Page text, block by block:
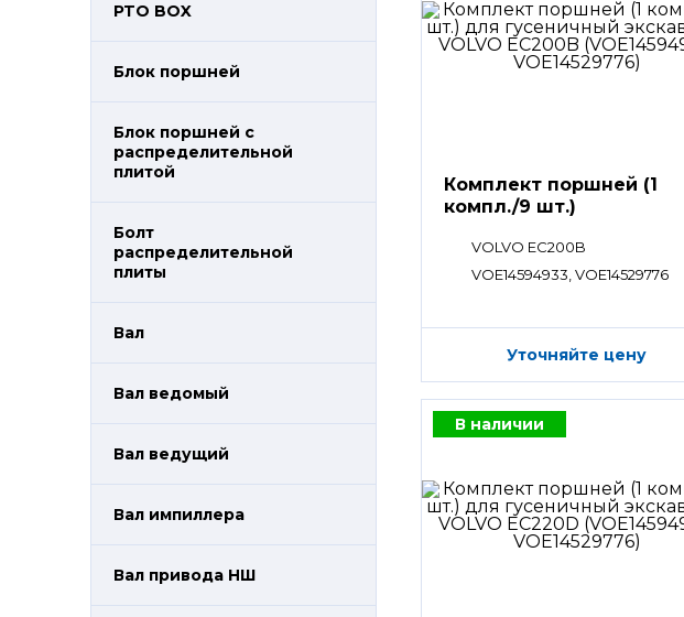
PTO BOX
Блок поршней
Блок поршней c
распределительной
плитой
Болт
распределительной
плиты
Вал
Вал ведомый
Вал ведущий
Вал импиллера
Вал привода НШ
Комплект поршней (1
компл./9 шт.)
VOLVO EC200B
VOE14594933, VOE14529776
Уточняйте цену
В наличии